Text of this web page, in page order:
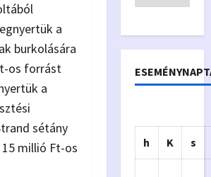
a
burkolására
os forrást
a
sétány
millió Ft-os
h K s